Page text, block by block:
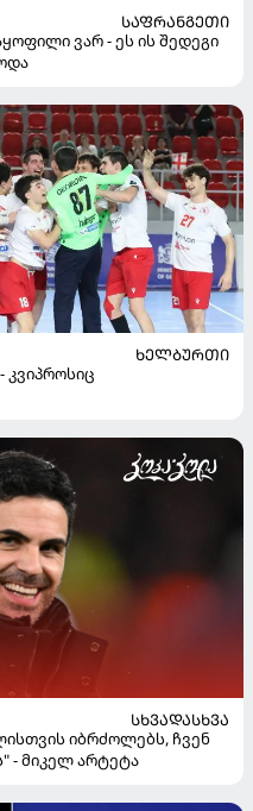
ᲡᲐᲤᲠᲐᲜᲒᲔᲗᲘ
ვარ - ეს ის შედეგი
ᲮᲔᲚᲑᲣᲠᲗᲘ
კვიპროსიც
ᲡᲮᲕᲐᲓᲐᲡᲮᲕᲐ
იბრძოლებს, ჩვენ
- მიკელ არტეტა